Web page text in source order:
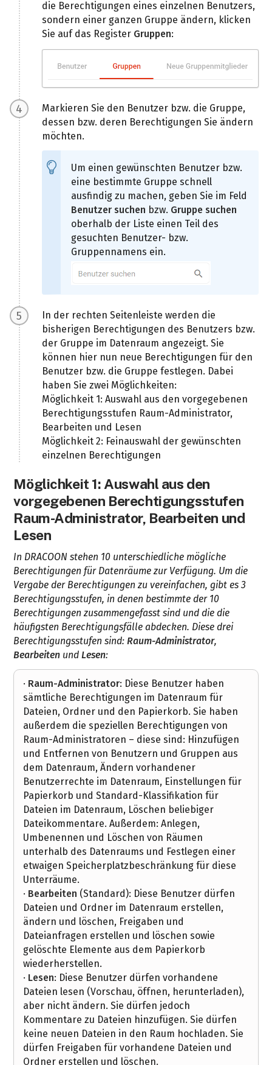
die Berechtigungen eines einzelnen Benutzers,
sondern einer ganzen Gruppe ändern, klicken
Sie auf das Register Gruppen:
Markieren Sie den Benutzer bzw. die Gruppe,
dessen bzw. deren Berechtigungen Sie ändern
möchten.
Um einen gewünschten Benutzer bzw.
eine bestimmte Gruppe schnell
ausfindig zu machen, geben Sie im Feld
Benutzer suchen bzw. Gruppe suchen
oberhalb der Liste einen Teil des
gesuchten Benutzer- bzw.
Gruppennamens ein.
In der rechten Seitenleiste werden die
bisherigen Berechtigungen des Benutzers bzw.
der Gruppe im Datenraum angezeigt. Sie
können hier nun neue Berechtigungen für den
Benutzer bzw. die Gruppe festlegen. Dabei
haben Sie zwei Möglichkeiten:
Möglichkeit 1: Auswahl aus den vorgegebenen
Berechtigungsstufen Raum-Administrator,
Bearbeiten und Lesen
Möglichkeit 2: Feinauswahl der gewünschten
einzelnen Berechtigungen
Möglichkeit 1: Auswahl aus den
vorgegebenen Berechtigungsstufen
Raum-Administrator, Bearbeiten und
Lesen
In DRACOON stehen 10 unterschiedliche mögliche
Berechtigungen für Datenräume zur Verfügung. Um die
Vergabe der Berechtigungen zu vereinfachen, gibt es 3
Berechtigungsstufen, in denen bestimmte der 10
Berechtigungen zusammengefasst sind und die die
häufigsten Berechtigungsfälle abdecken. Diese drei
Berechtigungsstufen sind:Raum-Administrator,
Bearbeiten undLesen:
· Raum-Administrator: Diese Benutzer haben
sämtliche Berechtigungen im Datenraum für
Dateien, Ordner und den Papierkorb. Sie haben
außerdem die speziellen Berechtigungen von
Raum-Administratoren – diese sind: Hinzufügen
und Entfernen von Benutzern und Gruppen aus
dem Datenraum, Ändern vorhandener
Benutzerrechte im Datenraum, Einstellungen für
Papierkorb und Standard-Klassifikation für
Dateien im Datenraum, Löschen beliebiger
Dateikommentare. Außerdem: Anlegen,
Umbenennen und Löschen von Räumen
unterhalb des Datenraums und Festlegen einer
etwaigen Speicherplatzbeschränkung für diese
Unterräume.
· Bearbeiten (Standard): Diese Benutzer dürfen
Dateien und Ordner im Datenraum erstellen,
ändern und löschen, Freigaben und
Dateianfragen erstellen und löschen sowie
gelöschte Elemente aus dem Papierkorb
wiederherstellen.
· Lesen: Diese Benutzer dürfen vorhandene
Dateien lesen (Vorschau, öffnen, herunterladen),
aber nicht ändern. Sie dürfen jedoch
Kommentare zu Dateien hinzufügen. Sie dürfen
keine neuen Dateien in den Raum hochladen. Sie
dürfen Freigaben für vorhandene Dateien und
Ordner erstellen und löschen.